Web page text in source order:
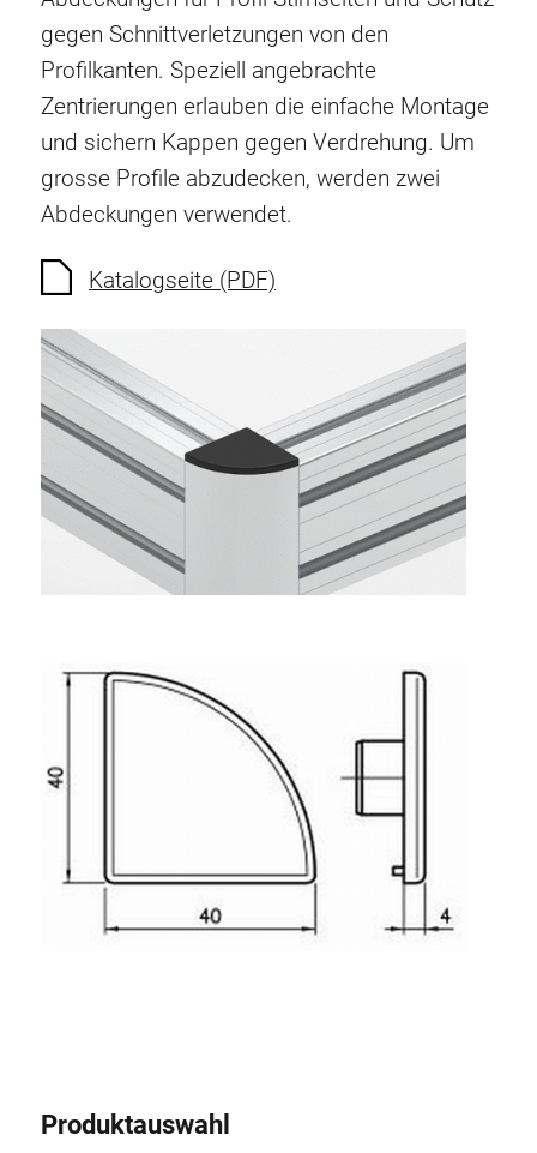
Verdrehsicherungen
Gewindeeinsätze
Bodenverbindungselemente
Rollenelemente
Kunststoffelemente
Kabelkanäle
Scharniere und Gelenke
Pneumatik Elemente
Dynamische Elemente
Eckelement
Hubsäulen
Rollbahnsystem
gegen Schnittverletzungen von den
Profilkanten. Speziell angebrachte
Zentrierungen erlauben die einfache Montage
und sichern Kappen gegen Verdrehung. Um
grosse Profile abzudecken, werden zwei
Abdeckungen verwendet.
Katalogseite (PDF)
Produktauswahl